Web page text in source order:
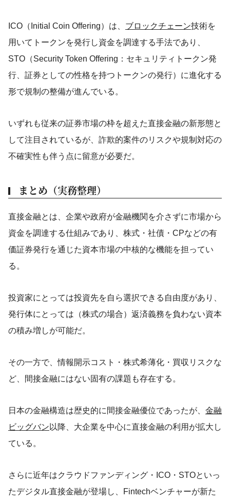
ICO（Initial Coin Offering）は、 ブロックチェーン技術を
用いてトークンを発行し資金を調達する手法であり、
STO（Security Token Offering：セキュリティトークン発
行、証券としての性格を持つトークンの発行）に進化する
形で規制の整備が進んでいる。
いずれも従来の証券市場の枠を超えた直接金融の新形態と
して注目されているが、詐欺的案件のリスクや規制対応の
不確実性も伴う点に留意が必要だ。
まとめ（実務整理）
直接金融とは、企業や政府が金融機関を介さずに市場から
資金を調達する仕組みであり、株式・社債・CPなどの有
価証券発行を通じた資本市場の中核的な機能を担ってい
る。
投資家にとっては投資先を自ら選択できる自由度があり、
発行体にとっては（株式の場合）返済義務を負わない資本
の積み増しが可能だ。
その一方で、情報開示コスト・株式希薄化・買収リスクな
ど、間接金融にはない固有の課題も存在する。
日本の金融構造は歴史的に間接金融優位であったが、 金融
ビッグバン 以降、大企業を中心に直接金融の利用が拡大し
ている。
さらに近年はクラウドファンディング・ICO・STOといっ
たデジタル直接金融が登場し、Fintechベンチャーが新た